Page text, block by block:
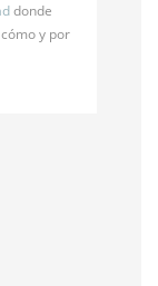
donde
y por